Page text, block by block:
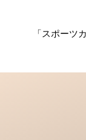
「スポーツ